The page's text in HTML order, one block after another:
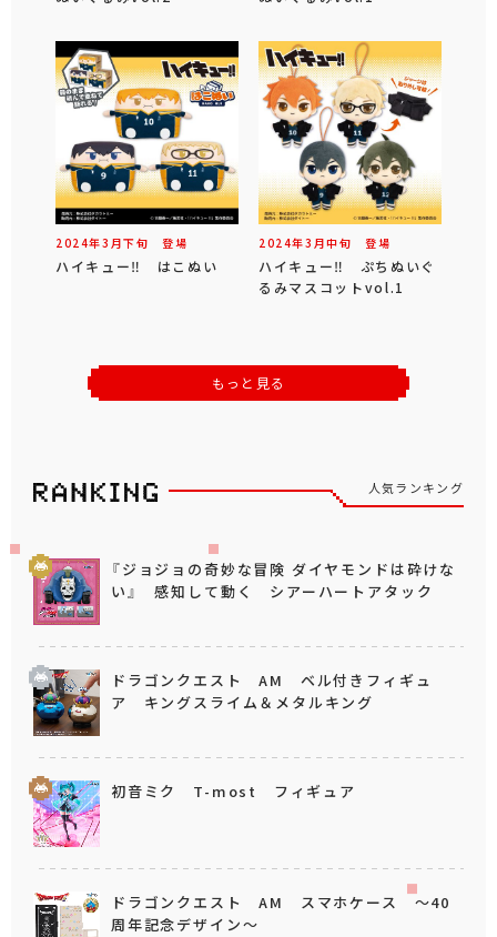
2024年3 月下旬 登場
ハイキュー‼ はこぬい
2024年3 月中旬 登場
ハイキュー‼ ぷちぬいぐ
るみマスコットvol.1
もっと見る
人気ランキング
『ジョジョの奇妙な冒険 ダイヤモンドは砕けな
い』 感知して動く シアーハートアタック
ドラゴンクエスト AM ベル付きフィギュ
ア キングスライム＆メタルキング
初音ミク T-most フィギュア
ドラゴンクエスト AM スマホケース ～40
周年記念デザイン～